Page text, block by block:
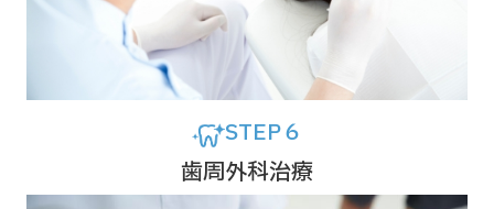
STEP６
歯周外科治療